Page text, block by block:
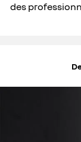
des